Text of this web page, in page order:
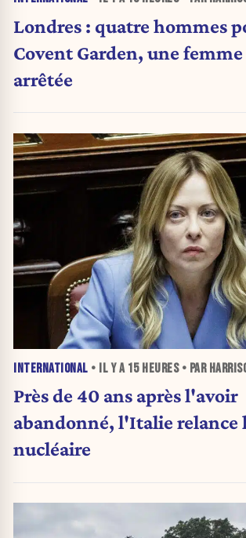
Londres : quatre hommes
Covent Garden, une femme
arrêtée
INTERNATIONAL • IL Y A 15 HEURES• PAR
Près de 40 ans après l'avoir
abandonné, l'Italie relance
nucléaire